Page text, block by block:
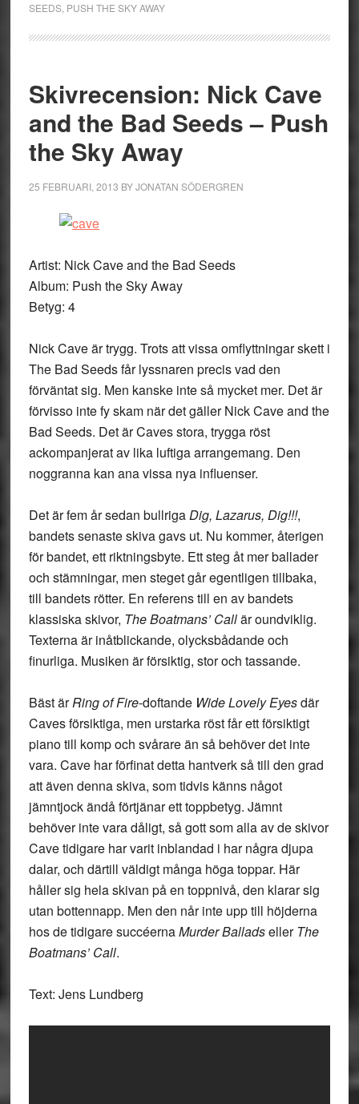
SEEDS, PUSH THE SKY AWAY
Skivrecension: Nick Cave
and the Bad Seeds – Push
the Sky Away
25 FEBRUARI, 2013 BYJONATAN SÖDERGREN
Artist: Nick Cave and the Bad Seeds
Album: Push the Sky Away
Betyg: 4
Nick Cave är trygg. Trots att vissa omflyttningar skett i
The Bad Seeds får lyssnaren precis vad den
förväntat sig. Men kanske inte så mycket mer. Det är
förvisso inte fy skam när det gäller Nick Cave and the
Bad Seeds. Det är Caves stora, trygga röst
ackompanjerat av lika luftiga arrangemang. Den
noggranna kan ana vissa nya influenser.
Det är fem år sedan bullrigaDig, Lazarus, Dig!!!,
bandets senaste skiva gavs ut. Nu kommer, återigen
för bandet, ett riktningsbyte. Ett steg åt mer ballader
och stämningar, men steget går egentligen tillbaka,
till bandets rötter. En referens till en av bandets
klassiska skivor, The Boatmans’ Callär oundviklig.
Texterna är inåtblickande, olycksbådande och
finurliga. Musiken är försiktig, stor och tassande.
Bäst ärRing of Fire-doftande Wide Lovely Eyesdär
Caves försiktiga, men urstarka röst får ett försiktigt
piano till komp och svårare än så behöver det inte
vara. Cave har förfinat detta hantverk så till den grad
att även denna skiva, som tidvis känns något
jämntjock ändå förtjänar ett toppbetyg. Jämnt
behöver inte vara dåligt, så gott som alla av de skivor
Cave tidigare har varit inblandad i har några djupa
dalar, och därtill väldigt många höga toppar. Här
håller sig hela skivan på en toppnivå, den klarar sig
utan bottennapp. Men den når inte upp till höjderna
hos de tidigare succéernaMurder BalladsellerThe
Boatmans’ Call.
Text: Jens Lundberg